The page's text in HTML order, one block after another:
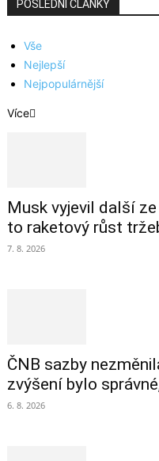
POSLEDNÍ ČLÁNKY
Vše
Nejlepší
Nejpopulárnější
Více
Musk vyjevil další
to raketový růst
7. 8. 2026
ČNB sazby
zvýšení bylo
6. 8. 2026